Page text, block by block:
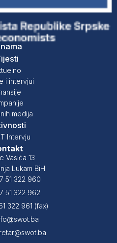
i intervjui
medija
Intervju
Vasića 13
Lukam BiH
51 322 960
51 322 962
322 961 (fax)